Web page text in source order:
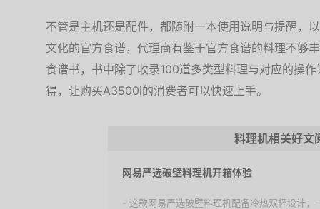
不管是主机还是配件，都随附一本使用说明与提醒，
文化的官方食谱，代理商有鉴于官方食谱的料理不够
食谱书，书中除了收录100道多类型料理与对应的操
得，让购买A3500i的消费者可以快速上手。
料理机相关好文
网易严选破壁料理机开箱体验
- 这款网易严选破壁料理机配备冷热双杯设计，